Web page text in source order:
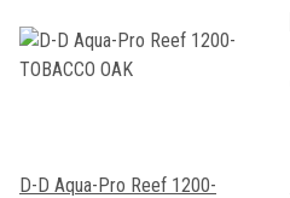
D-D Aqua-Pro Reef 1200-